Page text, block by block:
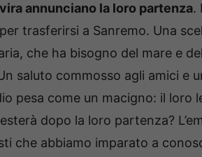
annunciano la loro partenza.
trasferirsi a Sanremo. Una
che ha bisogno del mare e
saluto commosso agli amici e
pesa come un macigno: il loro
dopo la loro partenza?
che abbiamo imparato a